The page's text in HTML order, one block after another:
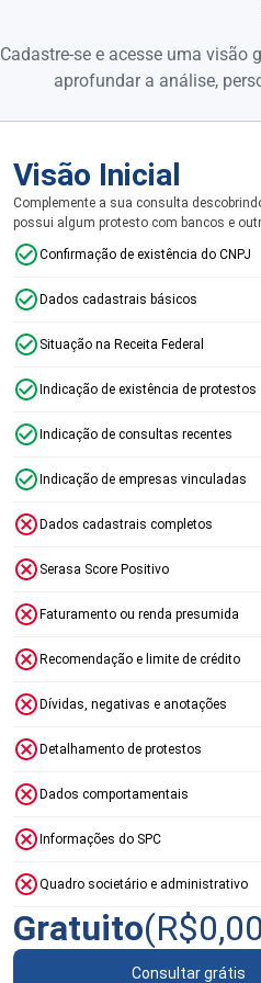
Cadastre-se e acesse uma
aprofundar a análise,
Visão Inicial
Complemente a sua consulta
possui algum protesto com bancos e
Confirmação de existência do CNPJ
Dados cadastrais básicos
Situação na Receita Federal
Indicação de existência de protestos
Indicação de consultas recentes
Indicação de empresas vinculadas
Dados cadastrais completos
Serasa Score Positivo
Faturamento ou renda presumida
Recomendação e limite de crédito
Dívidas, negativas e anotações
Detalhamento de protestos
Dados comportamentais
Informações do SPC
Quadro societário e administrativo
Gratuito(R$0,00
Consultar grátis